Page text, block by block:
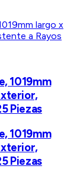
1019mm
Piezas
1019mm
Piezas